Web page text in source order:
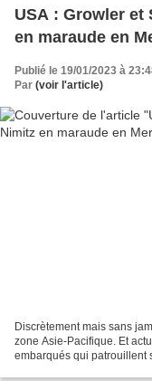
USA : Growler et
en maraude en
Publié le 19/01/2023 à
Par (voir l'article)
Discrètement mais sans
zone Asie-Pacifique. Et
embarqués qui patrouillent